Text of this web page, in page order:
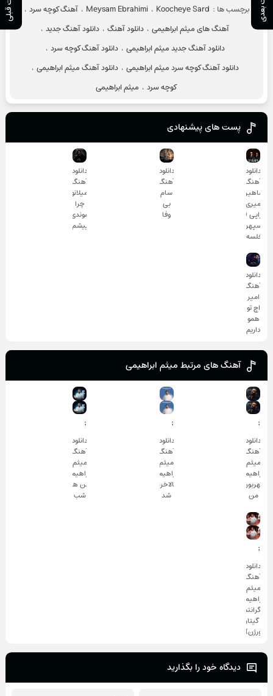
برچسب ها : Koocheye Sard ، Meysam Ebrahimi ، آهنگ کوچه سرد ،
آهنگ های میثم ابراهیمی ، دانلود آهنگ ، دانلود آهنگ جدید ،
دانلود آهنگ جدید میثم ابراهیمی ، دانلود آهنگ کوچه سرد ،
دانلود آهنگ کوچه سرد میثم ابراهیمی ، دانلود آهنگ میثم ابراهیمی ،
کوچه سرد ، میثم ابراهیمی
پست های پیشنهادی
دانلود
آهنگ
شاهین
میری
تراپی (و
سپهر
خلسه)
دانلود
آهنگ
سام
بی
وفا
دانلود
آهنگ
میلانو
چرا
موندی
پیشم
دانلود
آهنگ
امیر
اچ تو
همو
داریم
آهنگ های مرتبط میثم ابراهیمی
;
دانلود
آهنگ
میثم
ابراهیمی
مهربون
من
;
دانلود
آهنگ
میثم
ابراهیمی
بالاخره
شد
;
دانلود
آهنگ
میثم
ابراهیمی
من هر
شب
;
دانلود
آهنگ
میثم
ابراهیمی
نگرانتم
(گیتار
ورژن)
دیدگاه خود را بگذارید